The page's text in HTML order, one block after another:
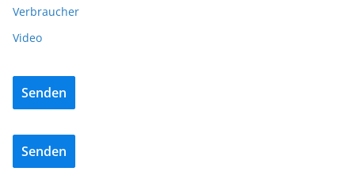
Verbraucher
Video
Senden
Senden